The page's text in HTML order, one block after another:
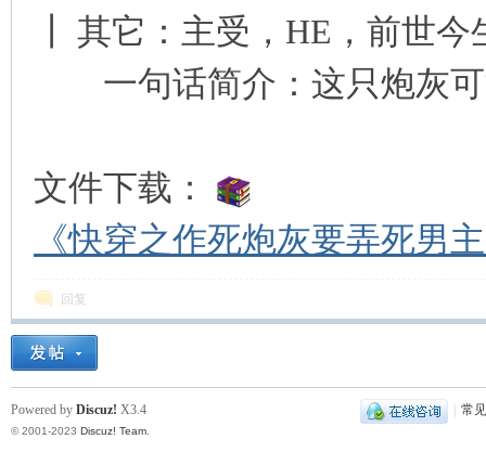
┃ 其它：主受，HE，前世今
一句话简介：这只炮灰可
文件下载：
《快穿之作死炮灰要弄死男
回复
常
Powered by Discuz! X3.4
© 2001-2023 Discuz! Team